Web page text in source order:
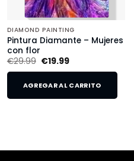
DIAMOND PAINTING
Pintura Diamante – Mujeres
con flor
€29.99 €19.99
AGREGAR AL CARRITO